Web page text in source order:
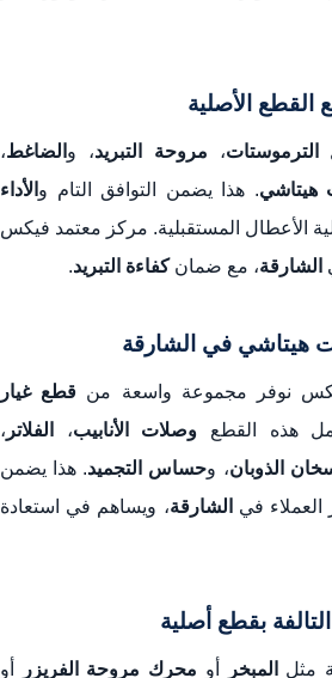
القطع الأصلية
الترموستات، مروحة التبريد، و الضاغط،
هيتاشي. هذا يضمن التوافق التام و الأداء
الأعطال المستقبلية. مركز معتمد فيكس
الشارقة، مع ضمانكفاءة التبريد.
هيتاشي في الشارقة
نوفر مجموعة واسعة من قطع غيار
هذه القطع وصلات الأنابيب، الفلاتر ،
الذوبان، وحساس التجميد. هذا يضمن
في
الشارقة، ويساهم في استعادة
بقطع أصلية
مثل المبخر أو محرك مروحة الفريزر
أو